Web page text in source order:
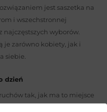
jest saszetka na
i wszechstronnej
najczęstszych wyborów.
je zarówno kobiety, jak i
siebie.
dzień
tak, jak ma to miejsce